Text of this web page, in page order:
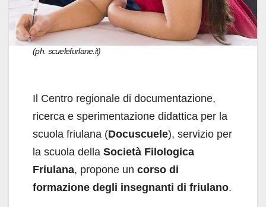
e
b
o
s
A
p
e
dI
n
di
vi
di
(ph. scuelefurlane.it)
Il Centro regionale di documentazione,
ricerca e sperimentazione didattica per la
scuola friulana (Docuscuele), servizio per
la scuola della Società Filologica
Friulana, propone un corso di
formazione degli insegnanti di friulano.